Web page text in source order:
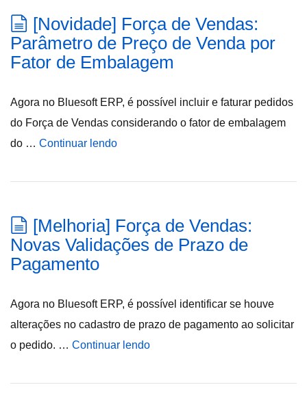
[Novidade] Força de Vendas:
Parâmetro de Preço de Venda por
Fator de Embalagem
Agora no Bluesoft ERP, é possível incluir e faturar pedidos
do Força de Vendas considerando o fator de embalagem
do … Continuar lendo
[Melhoria] Força de Vendas:
Novas Validações de Prazo de
Pagamento
Agora no Bluesoft ERP, é possível identificar se houve
alterações no cadastro de prazo de pagamento ao solicitar
o pedido. … Continuar lendo